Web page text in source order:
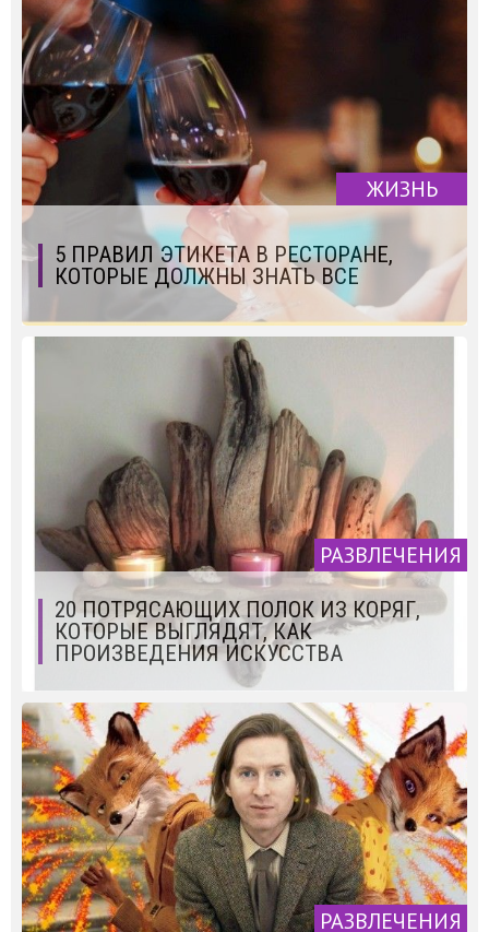
ЖИЗНЬ
5 ПРАВИЛ ЭТИКЕТА В РЕСТОРАНЕ,
КОТОРЫЕ ДОЛЖНЫ ЗНАТЬ ВСЕ
РАЗВЛЕЧЕНИЯ
20 ПОТРЯСАЮЩИХ ПОЛОК ИЗ КОРЯГ,
КОТОРЫЕ ВЫГЛЯДЯТ, КАК
ПРОИЗВЕДЕНИЯ ИСКУССТВА
РАЗВЛЕЧЕНИЯ